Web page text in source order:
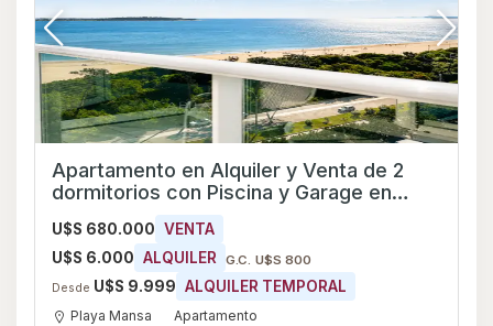
Apartamento en Alquiler y Venta de 2
dormitorios con Piscina y Garage en
Playa Mansa, Maldonado
U$S 680.000 VENTA
U$S 6.000 ALQUILER G.C. U$S 800
Desde U$S 9.999 ALQUILER TEMPORAL
Playa Mansa Apartamento